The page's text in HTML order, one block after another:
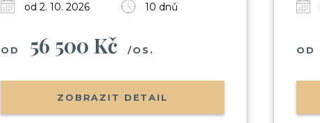
od 2. 10. 2026
10 dnů
OD 56 500 Kč /OS.
ZOBRAZIT DETAIL
OD